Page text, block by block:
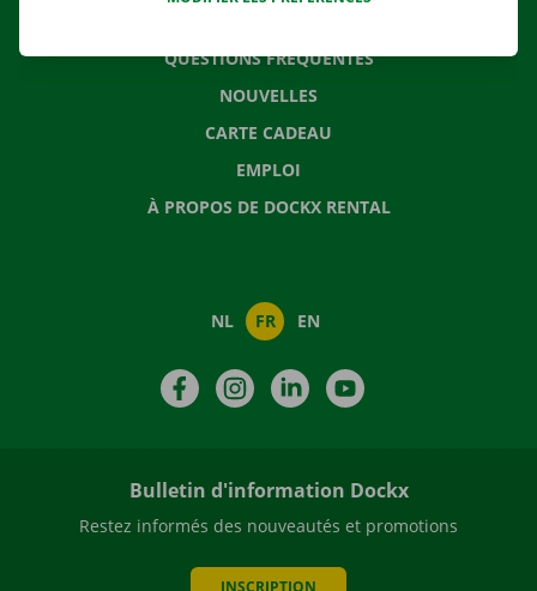
QUESTIONS FRÉQUENTES
NOUVELLES
CARTE CADEAU
EMPLOI
À PROPOS DE DOCKX RENTAL
NL FR EN
FacebookInstagramLinkedIn
Bulletin d'information Dockx
Restez informés des nouveautés et promotions
INSCRIPTION